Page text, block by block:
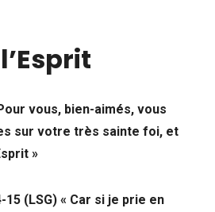
vous, bien-aimés, vous
sur votre très sainte foi, et
»
15 (LSG) « Car si je prie en